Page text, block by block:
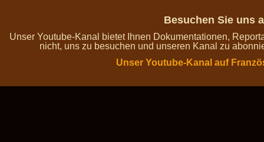
Besuchen Sie uns
Unser Youtube-Kanal bietet Ihnen Dokumentationen,
nicht, uns zu besuchen und unseren Kanal zu
Unser Youtube-Kanal auf